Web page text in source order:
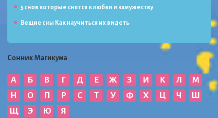
5 снов которые снятся к любви и замужеству
Вещие сны Как научиться их видеть
Сонник Магикума
А Б В Г Д Е Ж З И К Л
М
Н
О П Р С Т У Ф Х Ц Ч
Ш
Щ
Э Ю Я